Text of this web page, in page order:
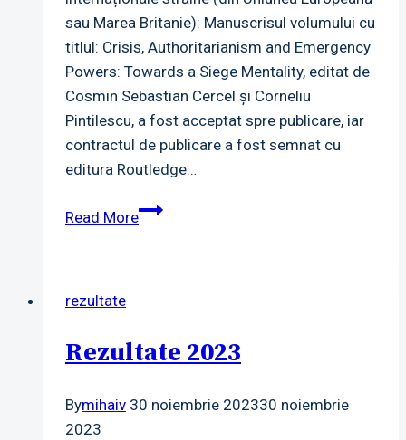
sau Marea Britanie): Manuscrisul volumului cu
titlul: Crisis, Authoritarianism and Emergency
Powers: Towards a Siege Mentality, editat de
Cosmin Sebastian Cercel și Corneliu
Pintilescu, a fost acceptat spre publicare, iar
contractul de publicare a fost semnat cu
editura Routledge…
Read MoreRezultate
rezultate
Rezultate 2023
Bymihaiv 30 noiembrie 202330 noiembrie
2023